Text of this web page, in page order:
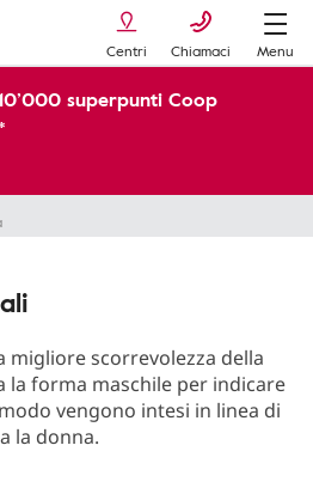
Centri Chiamaci Menu
superpunti Coop
migliore scorrevolezza della
la forma maschile per indicare
vengono intesi in linea di
la donna.